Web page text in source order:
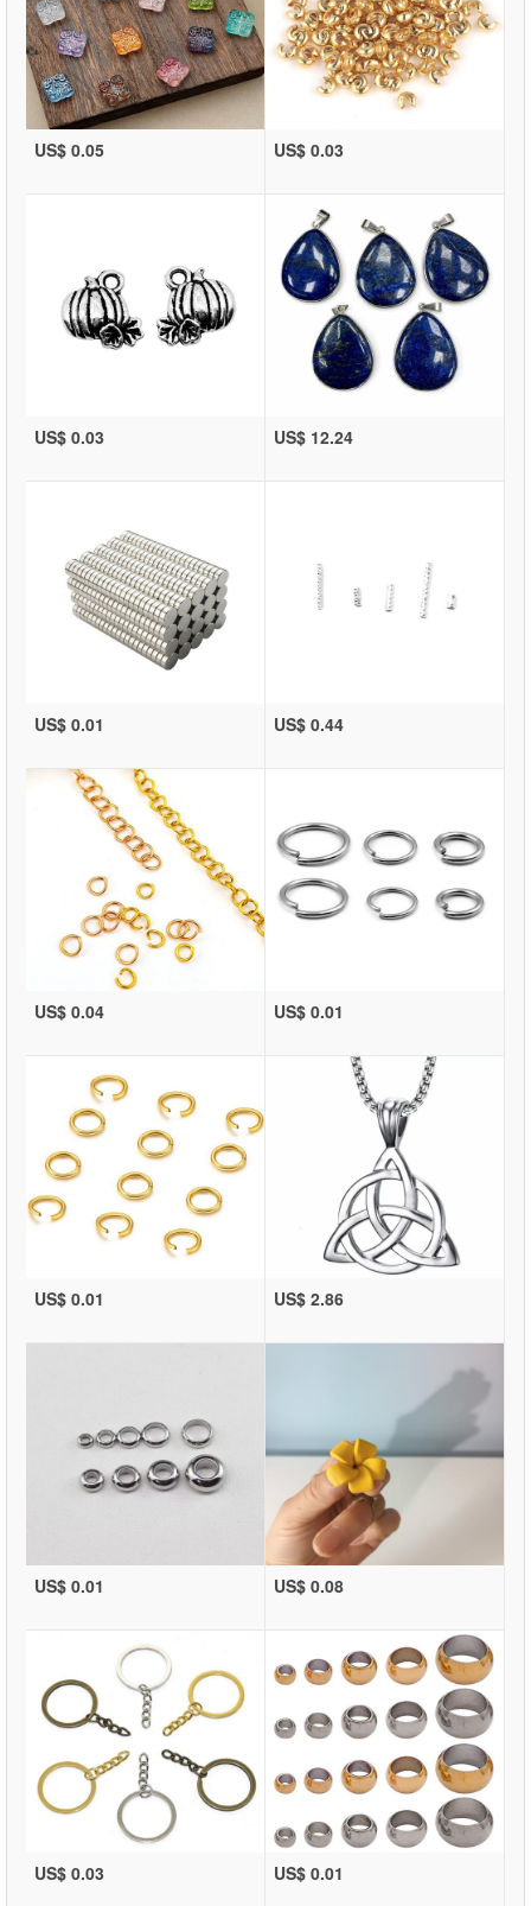
US$ 0.05 US$ 0.03
US$ 0.03 US$ 12.24
US$ 0.01 US$ 0.44
US$ 0.04 US$ 0.01
US$ 0.01 US$ 2.86
US$ 0.01 US$ 0.08
US$ 0.03 US$ 0.01